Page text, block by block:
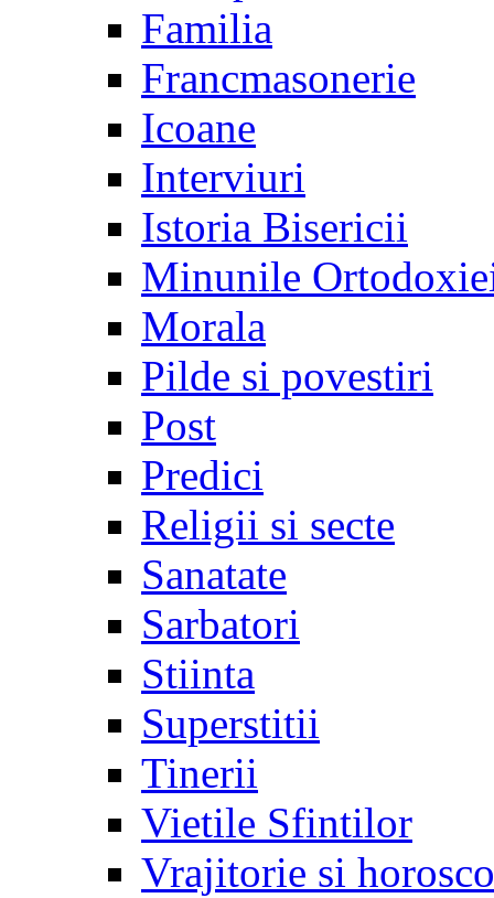
Familia
Francmasonerie
Icoane
Interviuri
Istoria Bisericii
Minunile
Morala
Pilde si povestiri
Post
Predici
Religii si secte
Sanatate
Sarbatori
Stiinta
Superstitii
Tinerii
Vietile Sfintilor
Vrajitorie si